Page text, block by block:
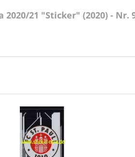
21 "Sticker" (2020) - Nr.